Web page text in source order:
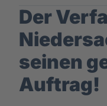
Der
seinen
Auftrag!